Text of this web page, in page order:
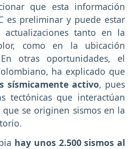
que esta información
es preliminar y puede estar
tanto en la
como en la ubicación
otras oportunidades, el
ha explicado que
sísmicamente activo, pues
tectónicas que interactúan
se originen sismos en la
hay unos 2.500 sismos al